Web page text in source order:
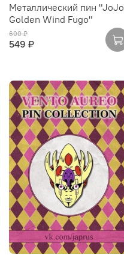
Металлический пин "JoJo
Golden Wind Fugo"
600 ₽
549 ₽